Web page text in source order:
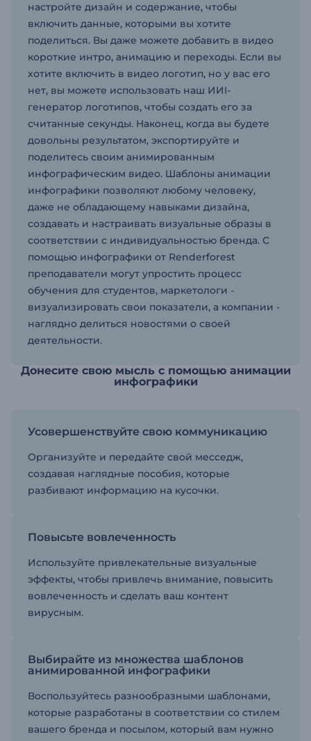
настройте дизайн и содержание, чтобы
включить данные, которыми вы хотите
поделиться. Вы даже можете добавить в видео
короткие интро, анимацию и переходы. Если вы
хотите включить в видео логотип, но у вас его
нет, вы можете использовать наш ИИI-
генератор логотипов, чтобы создать его за
считанные секунды. Наконец, когда вы будете
довольны результатом, экспортируйте и
поделитесь своим анимированным
инфографическим видео. Шаблоны анимации
инфографики позволяют любому человеку,
даже не обладающему навыками дизайна,
создавать и настраивать визуальные образы в
соответствии с индивидуальностью бренда. С
помощью инфографики от Renderforest
преподаватели могут упростить процесс
обучения для студентов, маркетологи -
визуализировать свои показатели, а компании -
наглядно делиться новостями о своей
деятельности.
Донесите свою мысль с помощью анимации
инфографики
Усовершенствуйте свою коммуникацию
Организуйте и передайте свой месседж,
создавая наглядные пособия, которые
разбивают информацию на кусочки.
Повысьте вовлеченность
Используйте привлекательные визуальные
эффекты, чтобы привлечь внимание, повысить
вовлеченность и сделать ваш контент
вирусным.
Выбирайте из множества шаблонов
анимированной инфографики
Воспользуйтесь разнообразными шаблонами,
которые разработаны в соответствии со стилем
вашего бренда и посылом, который вам нужно